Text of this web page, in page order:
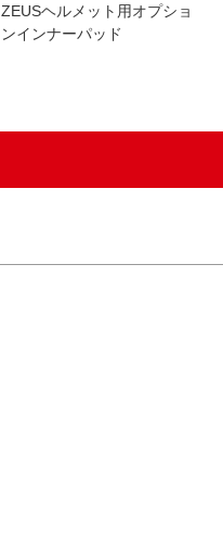
ZEUSヘルメット用オプショ
ンインナーパッド